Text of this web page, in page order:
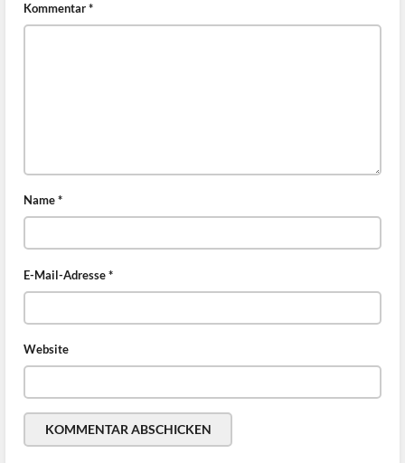
Kommentar*
Name*
E-Mail-Adresse*
Website